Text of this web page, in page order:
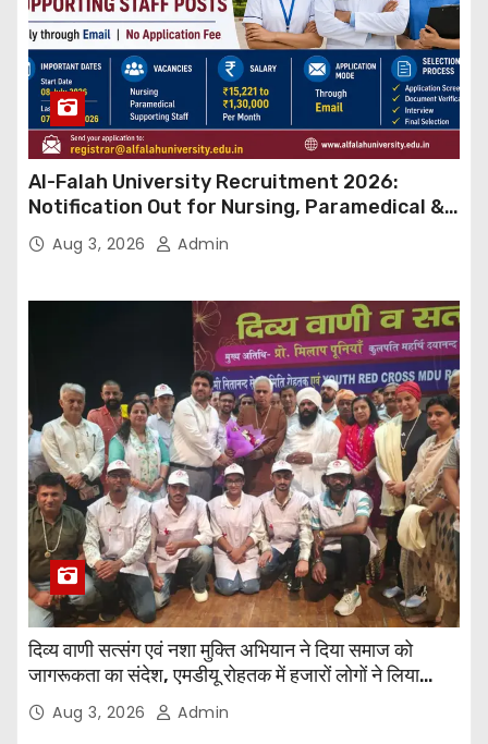
Al-Falah University Recruitment 2026:
Notification Out for Nursing, Paramedical &
Supporting Staff Posts, Apply Through Email
Aug 3, 2026 Admin
दिव्य वाणी सत्संग एवं नशा मुक्ति अभियान ने दिया समाज को
जागरूकता का संदेश, एमडीयू रोहतक में हजारों लोगों ने लिया
संकल्पAug 3, 2026 Admin